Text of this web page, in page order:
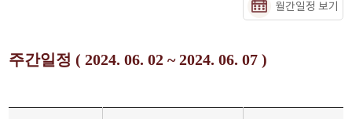
월간일정 보기
주간일정 ( 2024. 06. 02 ~ 2024. 06. 07 )